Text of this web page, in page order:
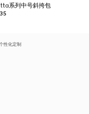
系列中号斜挎包
性化定制